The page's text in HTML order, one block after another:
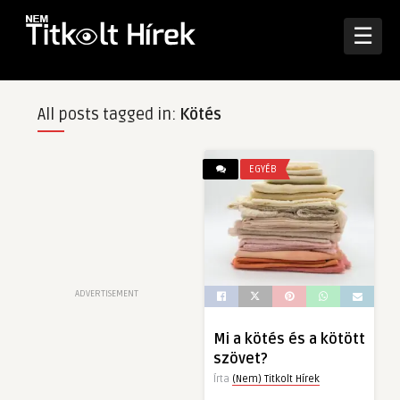
☰
All posts tagged in: Kötés
ADVERTISEMENT
EGYÉB
Mi a kötés és a kötött
szövet?
Írta (Nem) Titkolt Hírek